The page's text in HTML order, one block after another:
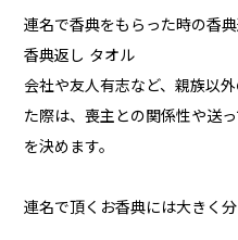
連名で香典をもらった時の香
香典返し タオル
会社や友人有志など、親族以
た際は、喪主との関係性や送
を決めます。
連名で頂くお香典には大きく